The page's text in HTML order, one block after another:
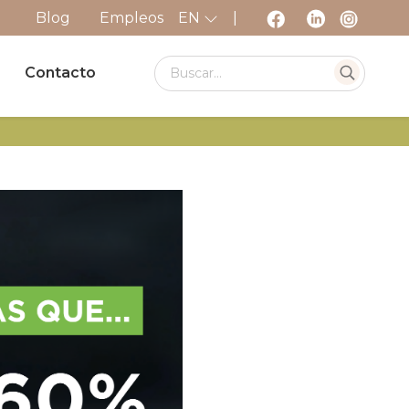
Blog Empleos EN
Contacto